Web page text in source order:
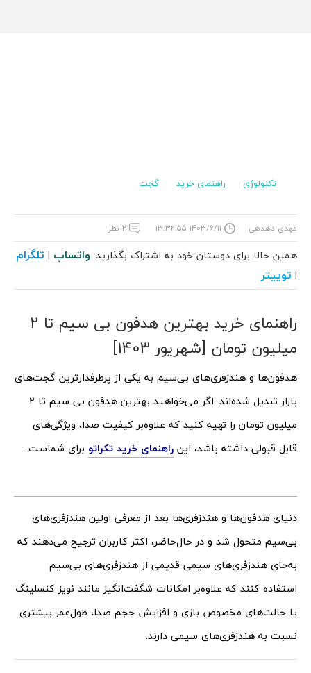
تکنولوژی راهنمای خرید گجت
مهدی دهدهی ۱۴۰۳/۶/۱۱ ۱۳:۳۲:۵۵ ۲ نظر
همین حالا برای دوستان خود به اشتراک بگذارید: واتساپ | تلگرام
| توییتر
راهنمای خرید بهترین هدفون بی سیم تا 2
میلیون تومان [شهریور 1403]
هدفون‌ها و هندزفری‌های بی‌سیم به یکی از پرطرفدارترین گجت‌های
بازار تبدیل شده‌اند. اگر می‌خواهید بهترین هدفون بی سیم تا 2
میلیون تومان را تهیه کنید که علاوه‌بر کیفیت صدا، ویژگی‌های
قابل قبولی داشته باشد، این راهنمای خرید تکراتو برای شماست.
دنیای هدفون‌ها و هندزفری‌ها بعد از معرفی اولین هندزفری‌های
بی‌سیم متحول شد و در حال‌حاضر، اکثر کاربران ترجیح می‌دهند که
به‌جای هندزفری‌های سیمی قدیمی از هندزفری‌های بی‌سیم
استفاده کنند که علاوه‌بر امکانات شگفت‌انگیز مانند نویز کنسلینگ
یا حالت‌های مخصوص بازی و افزایش حجم صدا، طول‌عمر بیشتری
نسبت به هندزفری‌های سیمی دارند.